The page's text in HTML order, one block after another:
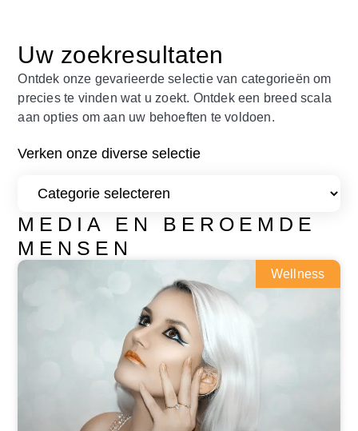
Uw zoekresultaten
Ontdek onze gevarieerde selectie van categorieën om
precies te vinden wat u zoekt. Ontdek een breed scala
aan opties om aan uw behoeften te voldoen.
Verken onze diverse selectie
MEDIA EN BEROEMDE
MENSEN
Wellness